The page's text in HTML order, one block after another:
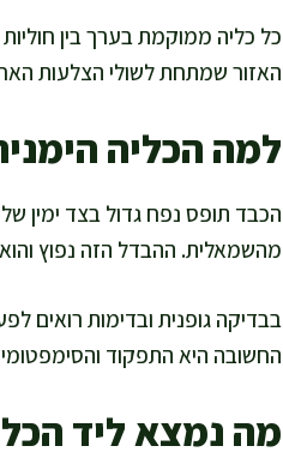
האזור שמתחת לשולי הצלעות
למה הכליה
הכבד תופס נפח גדול בצד ימין
מהשמאלית. ההבדל הזה נפוץ
בבדיקה גופנית ובדימות רואים
החשובה היא התפקוד
מה נמצא ליד